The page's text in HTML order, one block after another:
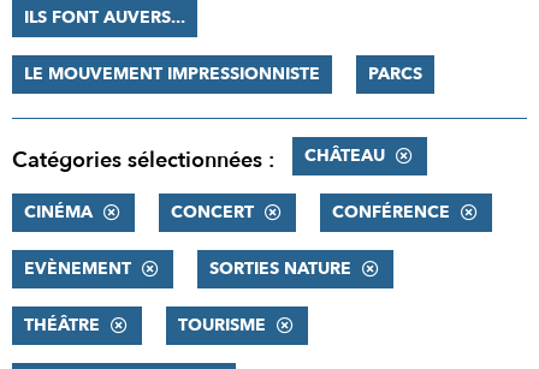
ILS FONT AUVERS...
LE MOUVEMENT IMPRESSIONNISTE PARCS
Catégories sélectionnées : CHÂTEAU
CINÉMA CONCERT CONFÉRENCE
EVÈNEMENT SORTIES NATURE
THÉÂTRE TOURISME